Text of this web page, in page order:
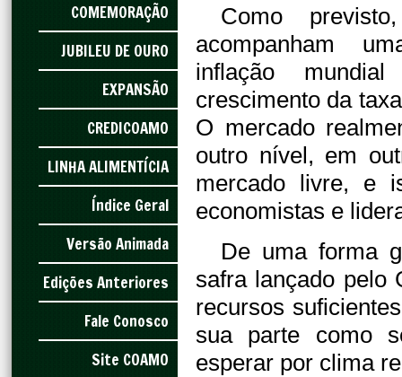
COMEMORAÇÃO
JUBILEU DE OURO
EXPANSÃO
CREDICOAMO
LINHA ALIMENTÍCIA
Índice Geral
Versão Animada
Edições Anteriores
Fale Conosco
Site COAMO
Como
acompanham
inflação
crescimento da
O mercado
outro nível, em
mercado livre, e
economistas e
De uma forma
safra lançado pelo
recursos
sua parte como
esperar por clima